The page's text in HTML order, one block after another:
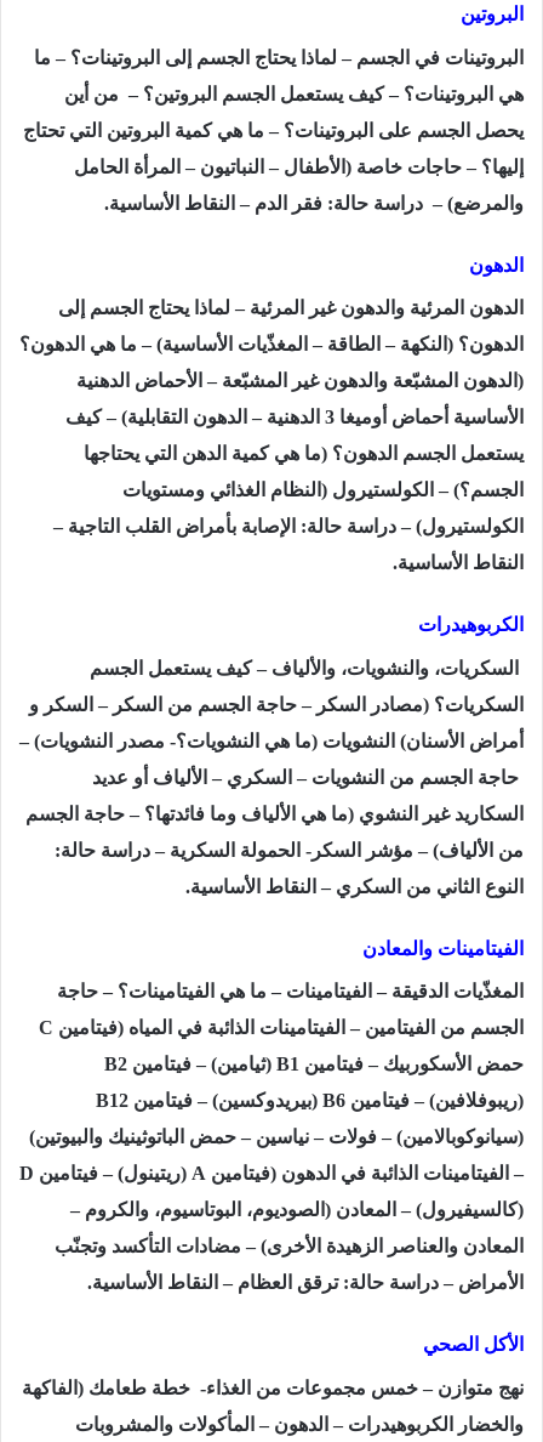
البروتين
البروتينات في الجسم – لماذا يحتاج الجسم إلى البروتينات؟ – ما
هي البروتينات؟ – كيف يستعمل الجسم البروتين؟ – من أين
يحصل الجسم على البروتينات؟ – ما هي كمية البروتين التي تحتاج
إليها؟ – حاجات خاصة (الأطفال – النباتيون – المرأة الحامل
والمرضع) – دراسة حالة: فقر الدم – النقاط الأساسية.
الدهون
الدهون المرئية والدهون غير المرئية – لماذا يحتاج الجسم إلى
الدهون؟ (النكهة – الطاقة – المغذّيات الأساسية) – ما هي الدهون؟
(الدهون المشبّعة والدهون غير المشبّعة – الأحماض الدهنية
الأساسية أحماض أوميغا 3 الدهنية – الدهون التقابلية) – كيف
يستعمل الجسم الدهون؟ (ما هي كمية الدهن التي يحتاجها
الجسم؟) – الكولستيرول (النظام الغذائي ومستويات
الكولستيرول) – دراسة حالة: الإصابة بأمراض القلب التاجية –
النقاط الأساسية.
الكربوهيدرات
السكريات، والنشويات، والألياف – كيف يستعمل الجسم
السكريات؟ (مصادر السكر – حاجة الجسم من السكر – السكر و
أمراض الأسنان) النشويات (ما هي النشويات؟- مصدر النشويات) –
حاجة الجسم من النشويات – السكري – الألياف أو عديد
السكاريد غير النشوي (ما هي الألياف وما فائدتها؟ – حاجة الجسم
من الألياف) – مؤشر السكر- الحمولة السكرية – دراسة حالة:
النوع الثاني من السكري – النقاط الأساسية.
الفيتامينات والمعادن
المغذّيات الدقيقة – الفيتامينات – ما هي الفيتامينات؟ – حاجة
الجسم من الفيتامين – الفيتامينات الذائبة في المياه (فيتامين C
حمض الأسكوربيك – فيتامين B1 (ثيامين) – فيتامين B2
(ريبوفلافين) – فيتامين B6 (بيريدوكسين) – فيتامين B12
(سيانوكوبالامين) – فولات – نياسين – حمض الباتوثينيك والبيوتين)
– الفيتامينات الذائبة في الدهون (فيتامين A (ريتينول) – فيتامين D
(كالسيفيرول) – المعادن (الصوديوم، البوتاسيوم، والكروم –
المعادن والعناصر الزهيدة الأخرى) – مضادات التأكسد وتجنّب
الأمراض – دراسة حالة: ترقق العظام – النقاط الأساسية.
الأكل الصحي
نهج متوازن – خمس مجموعات من الغذاء- خطة طعامك (الفاكهة
والخضار الكربوهيدرات – الدهون – المأكولات والمشروبات